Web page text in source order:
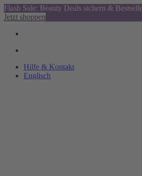
Flash Sale: Beauty Deals sichern &
Jetzt shoppen
Hilfe & Kontakt
Englisch